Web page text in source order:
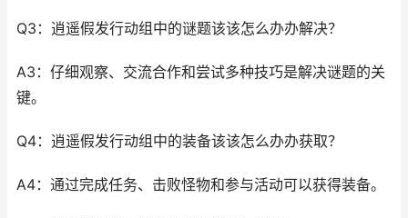
Q3：逍遥假发行动组中的谜题该该怎么办办解决？
A3：仔细观察、交流合作和尝试多种技巧是解决谜题的关
键。
Q4：逍遥假发行动组中的装备该该怎么办办获取？
A4：通过完成任务、击败怪物和参与活动可以获得装备。